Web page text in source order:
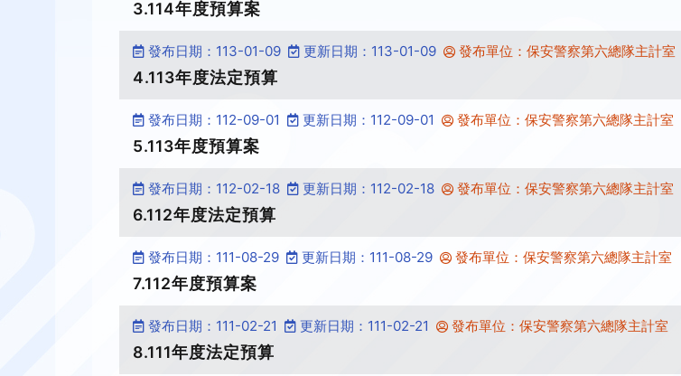
3.114年度預算案
發布日期：113-01-09 更新日期：113-01-09 發布單位：保安警察第六總隊主計室
4.113年度法定預算
發布日期：112-09-01 更新日期：112-09-01 發布單位：保安警察第六總隊主計室
5.113年度預算案
發布日期：112-02-18 更新日期：112-02-18 發布單位：保安警察第六總隊主計室
6.112年度法定預算
發布日期：111-08-29 更新日期：111-08-29 發布單位：保安警察第六總隊主計室
7.112年度預算案
發布日期：111-02-21 更新日期：111-02-21 發布單位：保安警察第六總隊主計室
8.111年度法定預算